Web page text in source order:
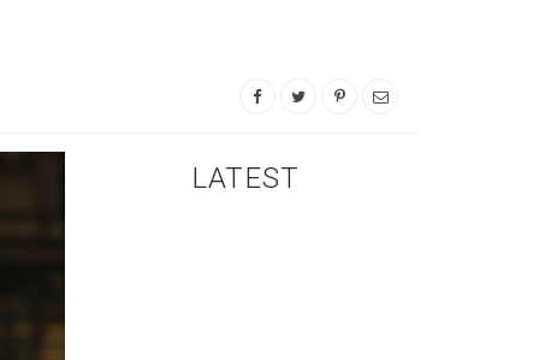
LATEST